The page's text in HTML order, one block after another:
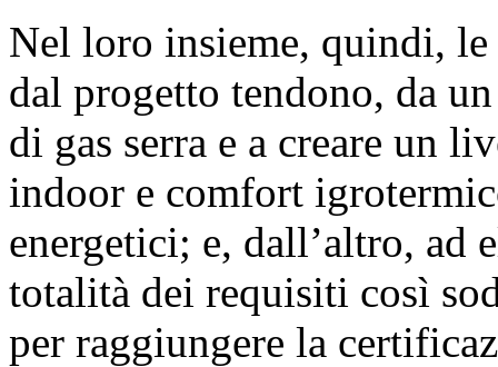
Nel loro insieme, quindi,
dal progetto tendono, da
di gas serra e a creare un
indoor e comfort
energetici; e, dall’altro, ad
totalità dei requisiti così
per raggiungere la